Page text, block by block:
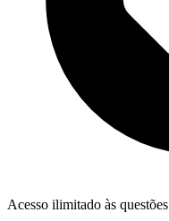
Acesso ilimitado às questões